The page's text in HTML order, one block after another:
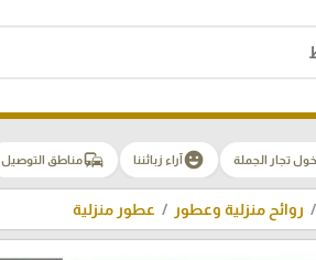
تجار الجملة emoji_emotionsآراء زبائننا commuteمناطق التوصيل
روائح منزلية وعطور عطور منزلية